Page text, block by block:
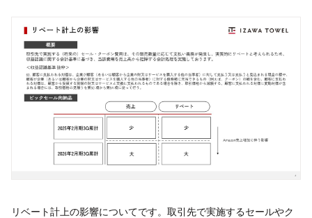
リベート計上の影響についてです。取引先で実施するセールやク